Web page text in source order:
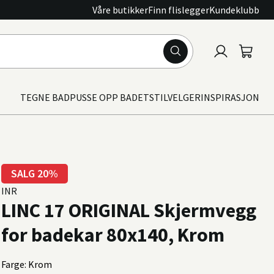
Våre butikkerFinn flisleggerKundeklubb
TEGNE BADPUSSE OPP BADETSTILVELGERINSPIRASJON
SALG 20%
INR
LINC 17 ORIGINAL Skjermvegg
for badekar 80x140, Krom
Farge: Krom